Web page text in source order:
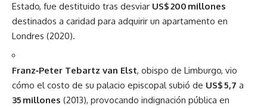
Estado, fue destituido tras desviar US$ 200 millones
destinados a caridad para adquirir un apartamento en
Londres (2020).
Franz‑Peter Tebartz van Elst, obispo de Limburgo, vio
cómo el costo de su palacio episcopal subió de US$ 5,7 a
35 millones (2013), provocando indignación pública en